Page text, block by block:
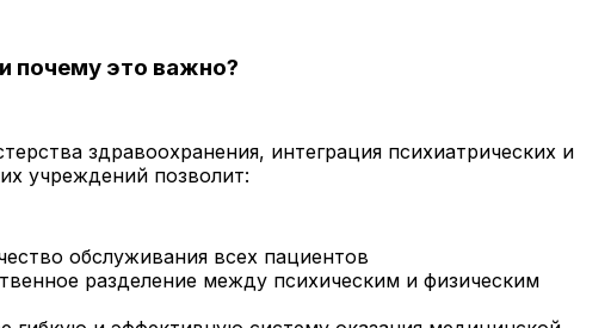
почему это важно?
здравоохранения, интеграция психиатрических и
учреждений позволит:
обслуживания всех пациентов
разделение между психическим и физическим